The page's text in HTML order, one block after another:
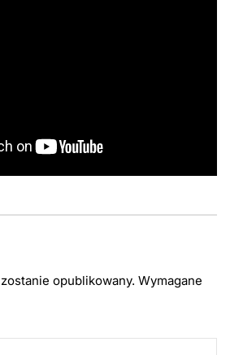
opublikowany. Wymagane